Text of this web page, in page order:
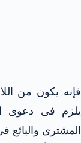
فإنه يكون من
يلزم فى دعوى
المشترى والبائع